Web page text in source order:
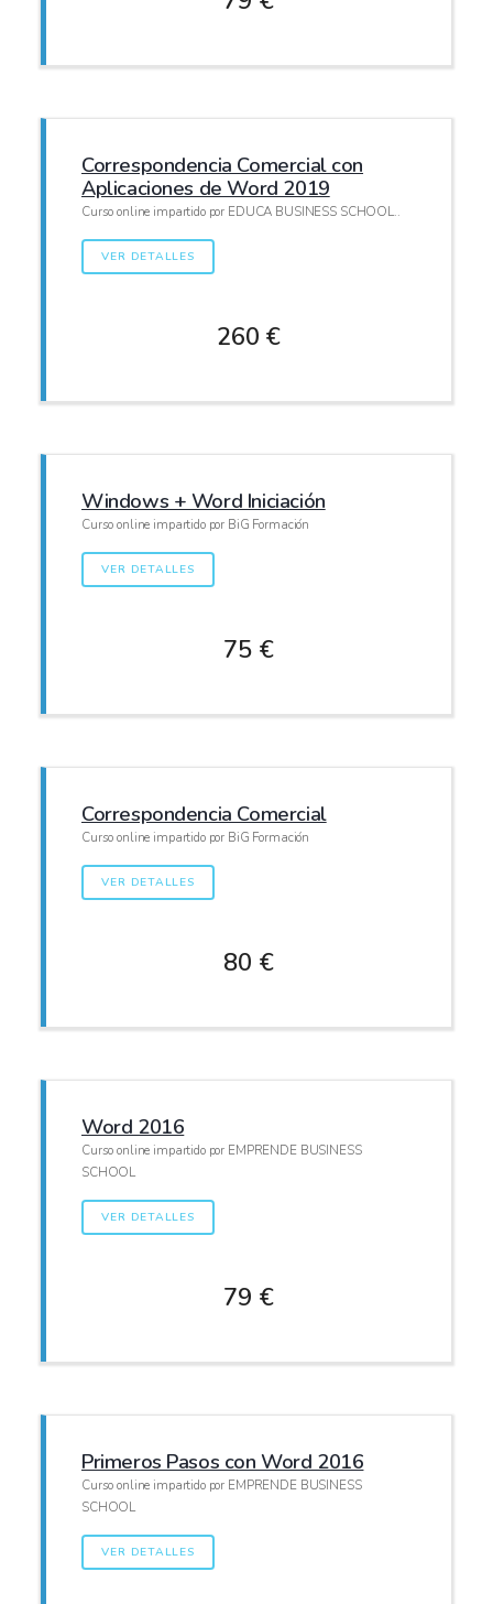
Correspondencia Comercial con
Aplicaciones de Word 2019
Curso online impartido por EDUCA BUSINESS SCHOOL..
VER DETALLES
260 €
Windows + Word Iniciación
Curso online impartido por BiG Formación
VER DETALLES
75 €
Correspondencia Comercial
Curso online impartido por BiG Formación
VER DETALLES
80 €
Word 2016
Curso online impartido por EMPRENDE BUSINESS
SCHOOL
VER DETALLES
79 €
Primeros Pasos con Word 2016
Curso online impartido por EMPRENDE BUSINESS
SCHOOL
VER DETALLES